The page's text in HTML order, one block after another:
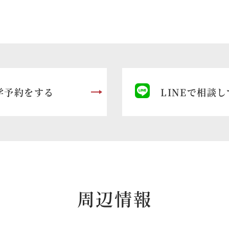
予約をする LINEで相談し
周辺情報